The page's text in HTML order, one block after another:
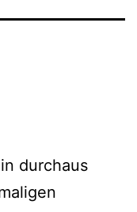
durchaus